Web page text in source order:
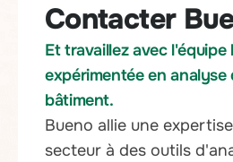
Contacter
Et travaillez avec l'équipe
expérimentée en analyse
bâtiment.
Bueno allie une
secteur à des outils